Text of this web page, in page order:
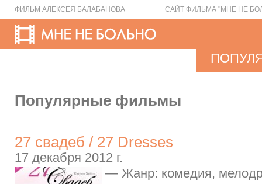
ФИЛЬМ АЛЕКСЕЯ БАЛАБАНОВА САЙТ ФИЛЬМА "МНЕ НЕ
Популярные фильмы
27 свадеб / 27 Dresses
17 декабря 2012 г.
— Жанр: комедия,